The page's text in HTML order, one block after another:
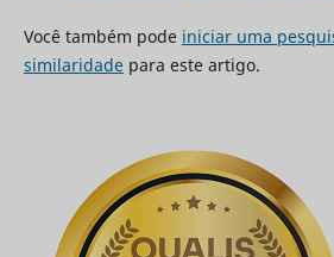
Você também pode iniciar uma
similaridadepara este artigo.